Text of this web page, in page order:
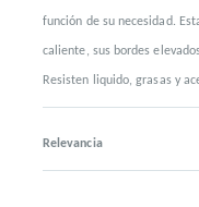
función de su necesidad.
caliente, sus bordes
Resisten liquido, grasas y
Relevancia